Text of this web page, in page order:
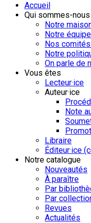
Accueil
Qui sommes-nous
Notre
Notre équipe
Nos
Notre
On parle de
Vous êtes
Lecteur·ice
Auteur·ice
Note
Libraire
Éditeur·ice
Notre catalogue
Nouveautés
À paraître
Par
Par
Revues
Actualités